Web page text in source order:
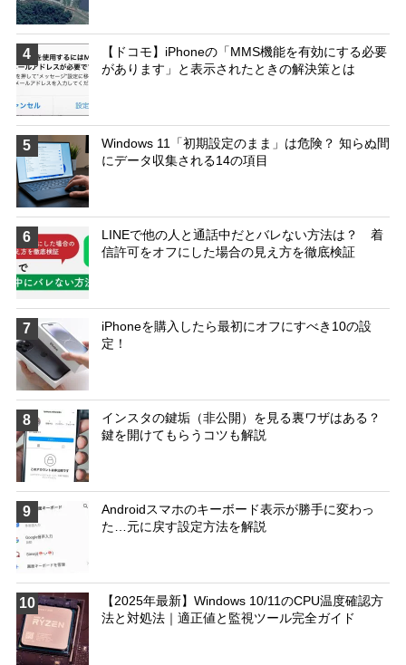
4
【ドコモ】iPhoneの「MMS機能を有効にする必要
があります」と表示されたときの解決策とは
5
Windows 11「初期設定のまま」は危険？ 知らぬ間
にデータ収集される14の項目
6
LINEで他の人と通話中だとバレない方法は？ 着
信許可をオフにした場合の見え方を徹底検証
7
iPhoneを購入したら最初にオフにすべき10の設
定！
8
インスタの鍵垢（非公開）を見る裏ワザはある？
鍵を開けてもらうコツも解説
9
Androidスマホのキーボード表示が勝手に変わっ
た…元に戻す設定方法を解説
10
【2025年最新】Windows 10/11のCPU温度確認方
法と対処法｜適正値と監視ツール完全ガイド